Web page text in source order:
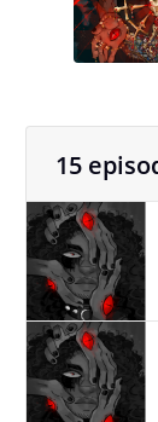
15